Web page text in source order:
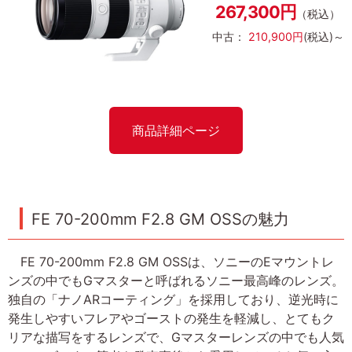
267,300円 （税込）
中古： 210,900円(税込)～
商品詳細ページ
FE 70-200mm F2.8 GM OSSの魅力
FE 70-200mm F2.8 GM OSSは、ソニーのEマウントレ
ンズの中でもGマスターと呼ばれるソニー最高峰のレンズ。
独自の「ナノARコーティング」を採用しており、逆光時に
発生しやすいフレアやゴーストの発生を軽減し、とてもク
リアな描写をするレンズで、Gマスターレンズの中でも人気